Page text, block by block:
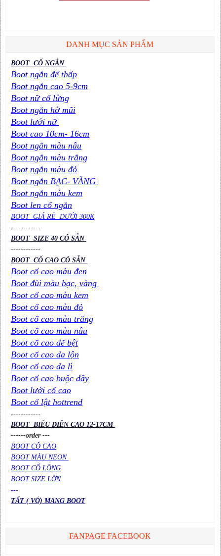
DANH MỤC SẢN PHẨM
BOOT CỔ NGẮN
Boot ngắn đế thấp
Boot ngắn cao 5-9cm
Boot nữ cổ lửng
Boot ngắn hở mũi
Boot lưới nữ
Boot cao 10cm- 16cm
Boot ngắn màu nâu
Boot ngắn màu trắng
Boot ngắn màu đỏ
Boot ngắn BẠC- VÀNG
Boot ngắn màu kem
Boot len cổ ngắn
BOOT GIÁ RẺ DƯỚI 300K
------------
BOOT SIZE 40 CÓ SẴN
------------
BOOT CỔ CAO CÓ SẴN
Boot cổ cao màu đen
Boot đùi màu bạc, vàng
Boot cổ cao màu kem
Boot cổ cao màu đỏ
Boot cổ cao màu trắng
Boot cổ cao màu nâu
Boot cổ cao đế bệt
Boot cổ cao da lộn
Boot cổ cao da lì
Boot cổ cao buộc dây
Boot lưới cổ cao
Boot cổ lật hottrend
------------
BOOT BIỂU DIỄN CAO 12-17CM
------order ---
BOOT CỔ CAO
BOOT MÀU NEON
BOOT CỔ LÔNG
BOOT SIZE LỚN
---
TẤT ( VỚ) MANG BOOT
FANPAGE FACEBOOK